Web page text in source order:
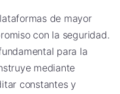
de mayor
con la seguridad.
para la
mediante
constantes y